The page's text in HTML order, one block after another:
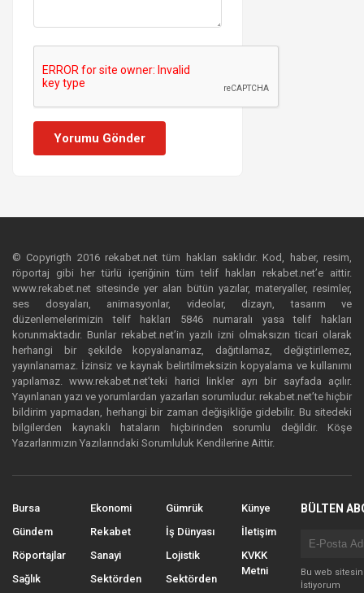
Yorumu Gönder
© Copyrigth 2016 rekabet.net tüm hakları saklıdır. Kod, haber, resim,
röportaj gibi her türlü içeriğinin tüm telif hakları rekabet.net’e aittir.
www.rekabet.net sitesinde yer alan bütün yazılar, materyaller, resimler,
ses dosyaları, animasyonlar, videolar, dizayn, tasarım ve
düzenlemelerimizin telif hakları 5846 numaralı yasa telif hakları
korunmaktadır. Bunlar rekabet.net’in yazılı izni olmaksızın ticari olarak
herhangi bir şekilde kopyalanamaz, dağıtılamaz, değiştirilemez,
yayınlanamaz. İzinsiz ve kaynak belirtilmeksizin kopyalama ve kullanımı
yapılamaz. www.rekabet.net’teki harici linkler ayrı bir sayfada açılır.
Yayınlanan yazı ve yorumlardan yazarları sorumludur. rekabet.net’te hiçbir
bildirim yapmadan, herhangi bir zaman değişikliğe gidebilir. Bu sitedeki
bilgilerden kaynaklı hataların hiçbirinden sorumlu değildir. Köşe
Yazarlarımızın Yazılarındaki Sorumluluk Kendilerine Aittir.
Bursa
Gündem
Röportajlar
Sağlık
Ekonomi
Rekabet
Sanayi
Sektörden
Gümrük
İş Dünyası
Lojistik
Sektörden
Künye
İletişim
KVKK
Metni
BÜLTEN
Bu web
İstiyorum